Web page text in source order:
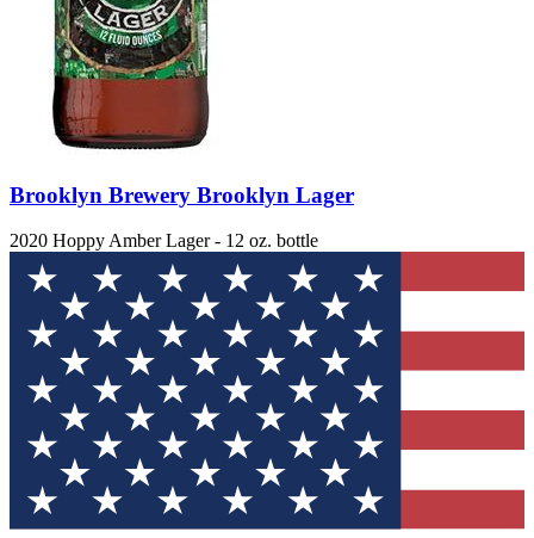
Brooklyn Brewery Brooklyn Lager
2020 Hoppy Amber Lager - 12 oz. bottle